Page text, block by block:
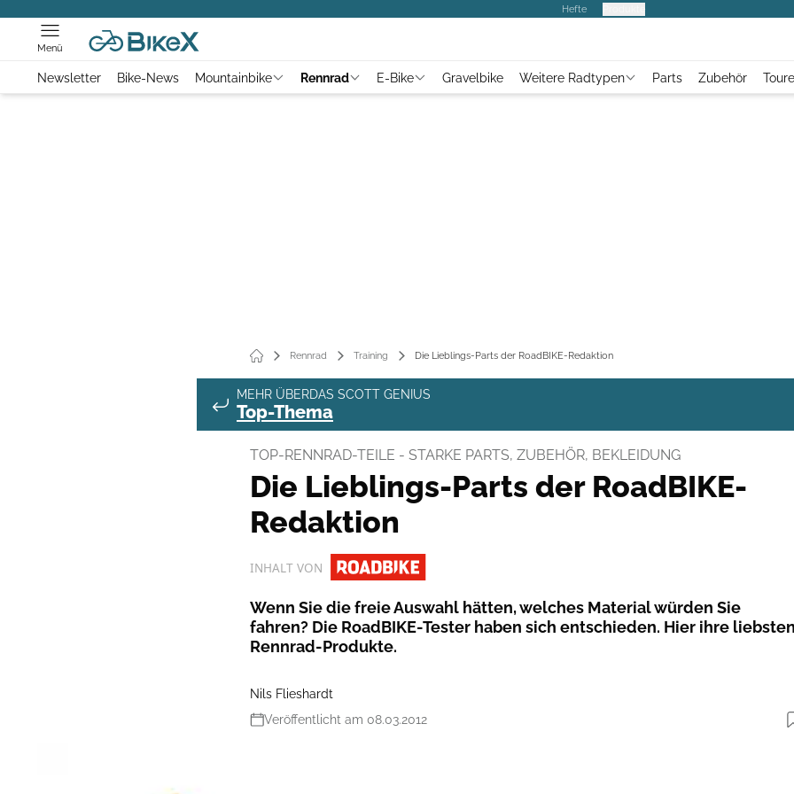
Hefte
Menü
Newsletter Bike-News Mountainbike Rennrad E-Bike Gravelbike Weitere Radtypen Parts Zubehör
Rennrad Training Die Lieblings-Parts der RoadBIKE-Redaktion
MEHR ÜBERDAS SCOTT GENIUS
Top-Thema
TOP-RENNRAD-TEILE - STARKE PARTS, ZUBEHÖR, BEKLEIDUNG
Die Lieblings-Parts der RoadBIKE-
Redaktion
INHALT VON
Wenn Sie die freie Auswahl hätten, welches Material würden Sie
fahren? Die RoadBIKE-Tester haben sich entschieden. Hier ihre liebsten
Rennrad-Produkte.
Nils Flieshardt
Veröffentlicht am 08.03.2012